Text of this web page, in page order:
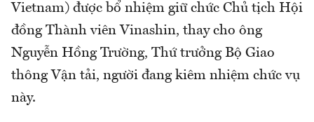
Vietnam) được bổ nhiệm giữ chức Chủ tịch Hội
đồng Thành viên Vinashin, thay cho ông
Nguyễn Hồng Trường, Thứ trưởng Bộ Giao
thông Vận tải, người đang kiêm nhiệm chức vụ
này.